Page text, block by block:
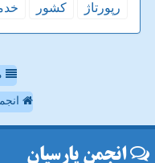
رپورتاژ
كشور
انجمن پارسیان